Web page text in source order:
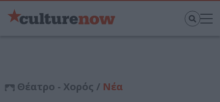
Θέατρο - Χορός / Νέα